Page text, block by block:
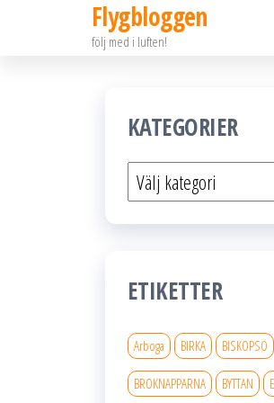
Flygbloggen
följ med i luften!
KATEGORIER
Kategorier
ETIKETTER
Arboga BIRKA BISKOPSÖ
BROKNAPPARNA BYTTAN